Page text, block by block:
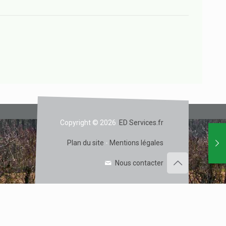
Copyright © 2026 ED Services.fr
Plan du site - Mentions légales
Nous contacter